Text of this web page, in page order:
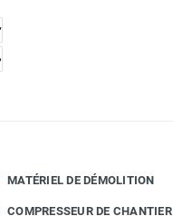
MATÉRIEL DE DÉMOLITION
COMPRESSEUR DE CHANTIER